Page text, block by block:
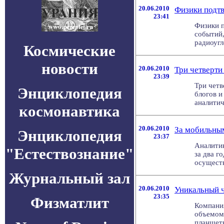
Космические
новости
Энциклопедия
космонавтика
Энциклопедия
"Естествознание"
Журнальный зал
Физматлит
20.06.2010
23:41
Физики
Физики
20.06.2010
23:39
Три
Три
блогов
20.06.2010
23:37
За
за два
20.06.2010
23:35
Уникальный